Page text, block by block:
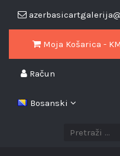
Moja Košarica - KM
Račun
Bosanski